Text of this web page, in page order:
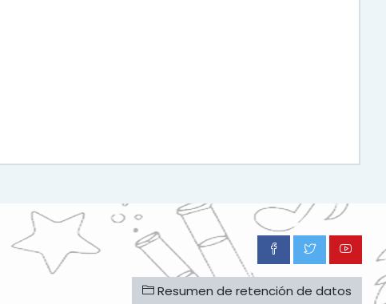
Resumen de retención de datos